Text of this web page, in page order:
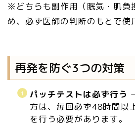
※どちらも副作用（眠気・肌負
め、必ず医師の判断のもとで使
再発を防ぐ3つの対策
パッチテストは必ず行う
方は、毎回必ず48時間以
を行う必要があります。